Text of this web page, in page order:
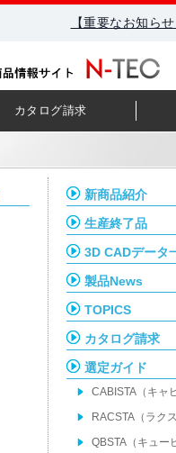
【重要なお知ら
カタログ請求
新商品紹介
生産終了品
3D CADデータ
製品News
TOPICS
カタログ請求
選定ガイド
CABISTA（キャ
RACSTA（ラク
QBSTA（キュー